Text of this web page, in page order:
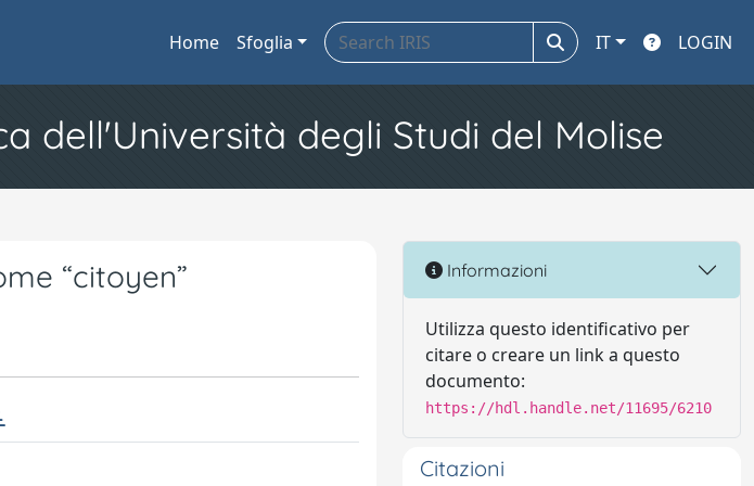
Home Sfoglia IT LOGIN
dell'Università degli Studi del Molise
“citoyen” Informazioni
Utilizza questo identificativo per
citare o creare un link a questo
documento:
https://hdl.handle.net/11695/6210
Citazioni